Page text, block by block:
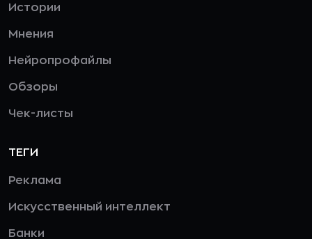
Истории
Мнения
Нейропрофайлы
Обзоры
Чек-листы
ТЕГИ
Реклама
Искусственный интеллект
Банки